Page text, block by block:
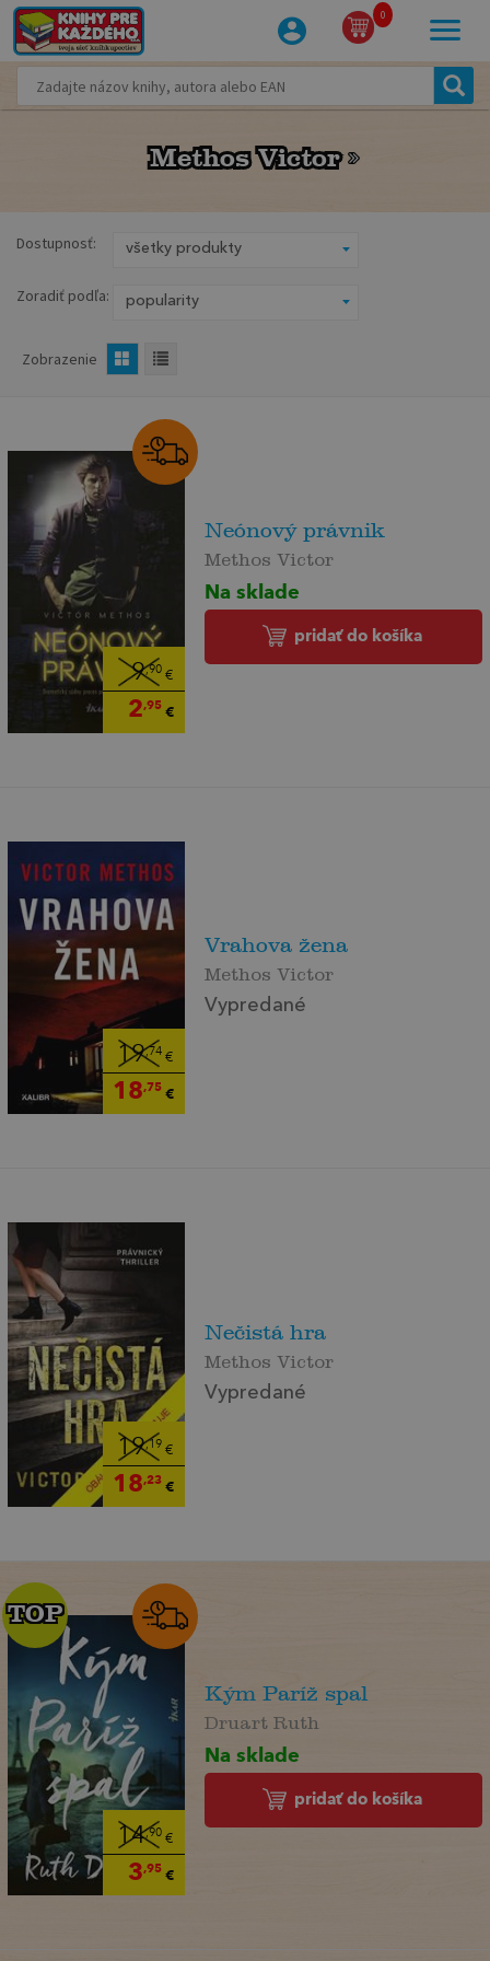
0
Methos Victor
Methos Victor
Dostupnosť:
Zoradiť podľa:
Zobrazenie
9,90€
2,95€
Neónový právnik
Methos Victor
Na sklade
pridať do košíka
19,74€
18,75€
Vrahova žena
Methos Victor
Vypredané
19,19 €
18,23€
Nečistá hra
Methos Victor
Vypredané
14,90€
3,95€
TOP
TOP
Kým Paríž spal
Druart Ruth
Na sklade
pridať do košíka